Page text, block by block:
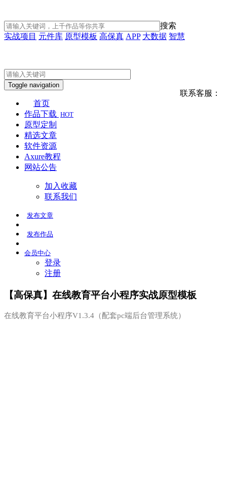
搜索
实战项目 元件库 原型模板 高保真 APP 大数据 智慧
联系客服：
Toggle navigation
首页
作品下载 HOT
原型定制
精选文章
软件资源
Axure教程
网站公告
加入收藏
联系我们
发布文章
发布作品
会员中心
登录
注册
【高保真】在线教育平台小程序实战原型模板
在线教育平台小程序V1.3.4（配套pc端后台管理系统）